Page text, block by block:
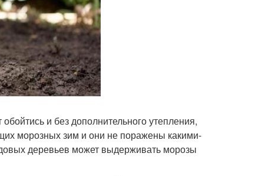
и без дополнительного утепления,
морозных зим и они не поражены какими-
деревьев может выдерживать морозы